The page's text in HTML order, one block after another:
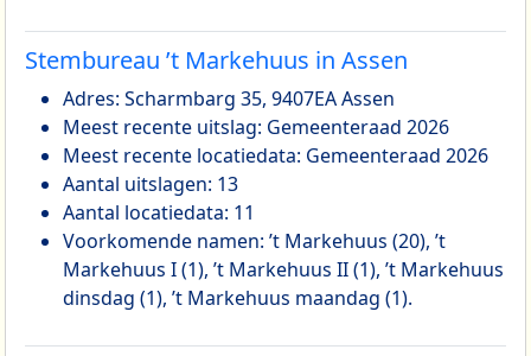
Stembureau ’t Markehuus in Assen
Adres: Scharmbarg 35, 9407EA Assen
Meest recente uitslag: Gemeenteraad 2026
Meest recente locatiedata: Gemeenteraad 2026
Aantal uitslagen: 13
Aantal locatiedata: 11
Voorkomende namen: ’t Markehuus (20), ’t
Markehuus I (1), ’t Markehuus II (1), ’t Markehuus
dinsdag (1), ’t Markehuus maandag (1).